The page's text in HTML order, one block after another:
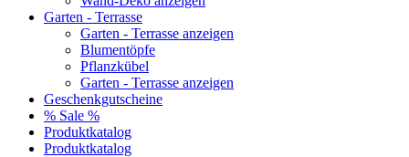
Garten - Terrasse
Garten - Terrasse anzeigen
Blumentöpfe
Pflanzkübel
Garten - Terrasse anzeigen
Geschenkgutscheine
% Sale %
Produktkatalog
Produktkatalog